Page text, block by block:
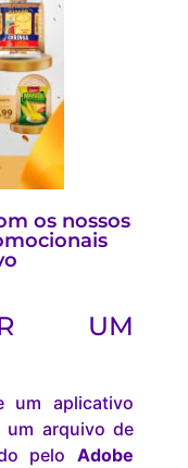
os nossos
UM
um aplicativo
um arquivo de
pelo Adobe